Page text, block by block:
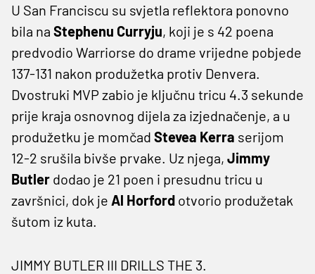
U San Franciscu su svjetla reflektora ponovno
bila na Stephenu Curryju, koji je s 42 poena
predvodio Warriorse do drame vrijedne pobjede
137-131 nakon produžetka protiv Denvera.
Dvostruki MVP zabio je ključnu tricu 4.3 sekunde
prije kraja osnovnog dijela za izjednačenje, a u
produžetku je momčad Stevea Kerra serijom
12-2 srušila bivše prvake. Uz njega, Jimmy
Butler dodao je 21 poen i presudnu tricu u
završnici, dok je Al Horford otvorio produžetak
šutom iz kuta.
JIMMY BUTLER III DRILLS THE 3.